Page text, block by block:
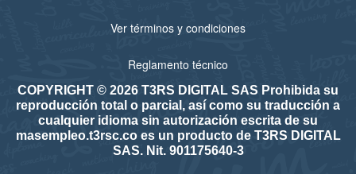
Ver términos y condiciones
Reglamento técnico
COPYRIGHT © 2026 T3RS DIGITAL SAS Prohibida su
reproducción total o parcial, así como su traducción a
cualquier idioma sin autorización escrita de su
masempleo.t3rsc.co es un producto de T3RS DIGITAL
SAS. Nit. 901175640-3